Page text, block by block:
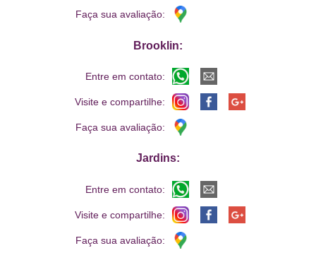
Faça sua avaliação:
Brooklin:
Entre em contato:
Visite e compartilhe:
Faça sua avaliação:
Jardins:
Entre em contato:
Visite e compartilhe:
Faça sua avaliação: